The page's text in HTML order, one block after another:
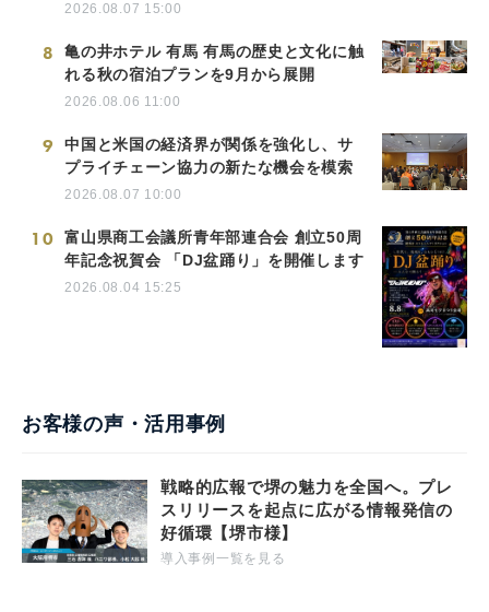
2026.08.07 15:00
8
亀の井ホテル 有馬 有馬の歴史と文化に触
れる秋の宿泊プランを9月から展開
2026.08.06 11:00
9
中国と米国の経済界が関係を強化し、サ
プライチェーン協力の新たな機会を模索
2026.08.07 10:00
10
富山県商工会議所青年部連合会 創立50周
年記念祝賀会 「DJ盆踊り」を開催します
2026.08.04 15:25
お客様の声・活用事例
戦略的広報で堺の魅力を全国へ。プレ
スリリースを起点に広がる情報発信の
好循環【堺市様】
導入事例一覧を見る